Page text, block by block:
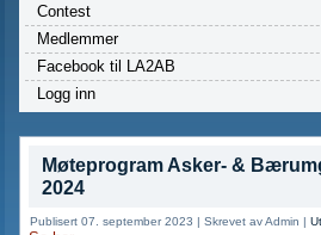
Contest
Medlemmer
Facebook til LA2AB
Logg inn
Møteprogram Asker- &
2024
Publisert 07. september 2023 |Skrevet av Admin |